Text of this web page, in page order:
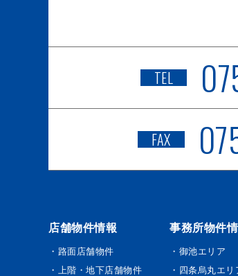
TEL
FAX
店舗物件情報
・路面店舗物件
・上階・地下店舗物件
事務所物件
・御池エリア
・四条烏丸エリ